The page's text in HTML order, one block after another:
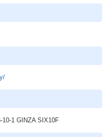
10-1 GINZA SIX10F